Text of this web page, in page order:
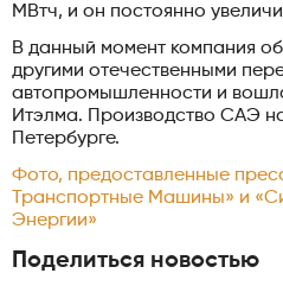
МВтч, и он постоянно
В данный момент компания
другими отечественными
автопромышленности и
Итэлма. Производство САЭ
Петербурге.
Фото, предоставленные
Транспортные Машины» и
Энергии»
Поделиться новостью